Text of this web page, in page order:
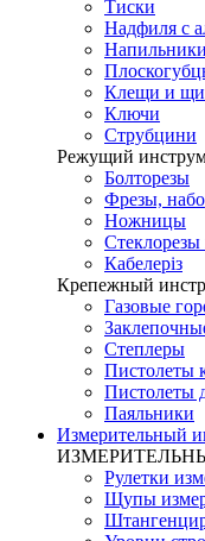
Тиски
Надфиля с
Напильники
Клещи и
Ключи
Струбцини
Режущий
Болторезы
Фрезы,
Ножницы
Кабелеріз
Крепежный
Газовые
Степлеры
Пистолеты
Пистолеты
Паяльники
Измерительный
Рулетки
Щупы